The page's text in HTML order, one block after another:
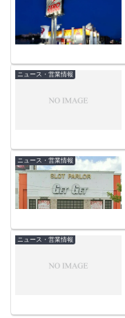
ニュース・営業情報
ニュース・営業情報
ニュース・営業情報